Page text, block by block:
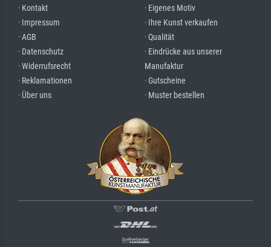
· Kontakt
· Impressum
· AGB
· Datenschutz
· Widerrufsrecht
· Reklamationen
· Über uns
· Eigenes Motiv
· Ihre Kunst verkaufen
· Qualität
· Eindrücke aus unserer
Manufaktur
· Gutscheine
· Muster bestellen